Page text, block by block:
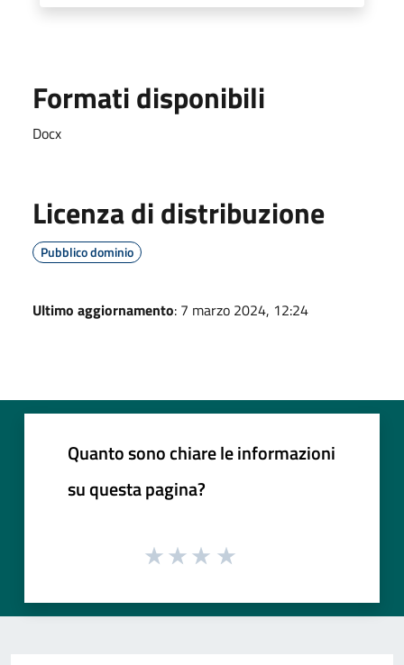
Formati disponibili
Docx
Licenza di distribuzione
Pubblico dominio
Ultimo aggiornamento: 7 marzo 2024, 12:24
Quanto sono chiare le informazioni
su questa pagina?